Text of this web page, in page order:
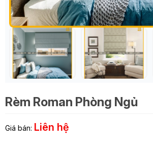
Rèm Roman Phòng Ngủ
Giá bán: Liên hệ